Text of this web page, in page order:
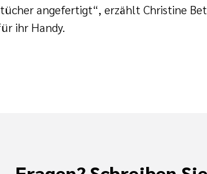
angefertigt“, erzählt Christine
ihr Handy.